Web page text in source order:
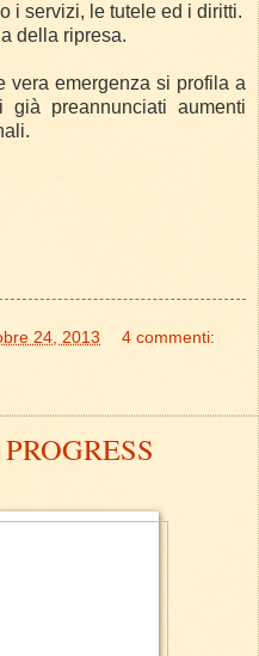
i servizi, le tutele ed i diritti.
della ripresa.
vera emergenza si profila a
già preannunciati aumenti
24, 2013 4 commenti: